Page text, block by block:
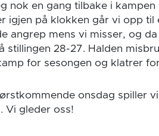
nok en gang tilbake i
igjen på klokken går vi opp til
angrep mens vi misser, og
stillingen 28-27. Halden
for sesongen og klatrer
onsdag spiller
Vi gleder oss!